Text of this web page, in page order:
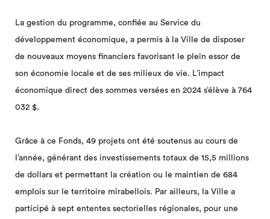
La gestion du programme, confiée au Service du
développement économique, a permis à la Ville de disposer
de nouveaux moyens financiers favorisant le plein essor de
son économie locale et de ses milieux de vie. L’impact
économique direct des sommes versées en 2024 s’élève à 764
032 $.
Grâce à ce Fonds, 49 projets ont été soutenus au cours de
l’année, générant des investissements totaux de 15,5 millions
de dollars et permettant la création ou le maintien de 684
emplois sur le territoire mirabellois. Par ailleurs, la Ville a
participé à sept ententes sectorielles régionales, pour une